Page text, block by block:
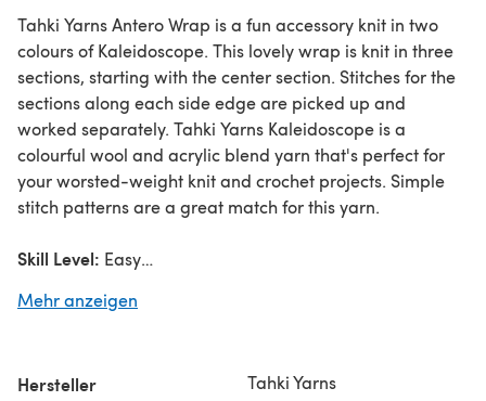
Tahki Yarns Antero Wrap is a fun accessory knit in two
colours of Kaleidoscope. This lovely wrap is knit in three
sections, starting with the center section. Stitches for the
sections along each side edge are picked up and
worked separately. Tahki Yarns Kaleidoscope is a
colourful wool and acrylic blend yarn that's perfect for
your worsted-weight knit and crochet projects. Simple
stitch patterns are a great match for this yarn.
Skill Level: Easy
Finished Measurements:
colour A –
Mehr anzeigen
Hersteller Tahki Yarns